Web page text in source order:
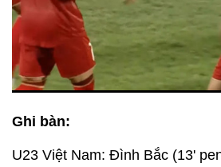
Ghi bàn:
U23 Việt Nam: Đình Bắc (13'